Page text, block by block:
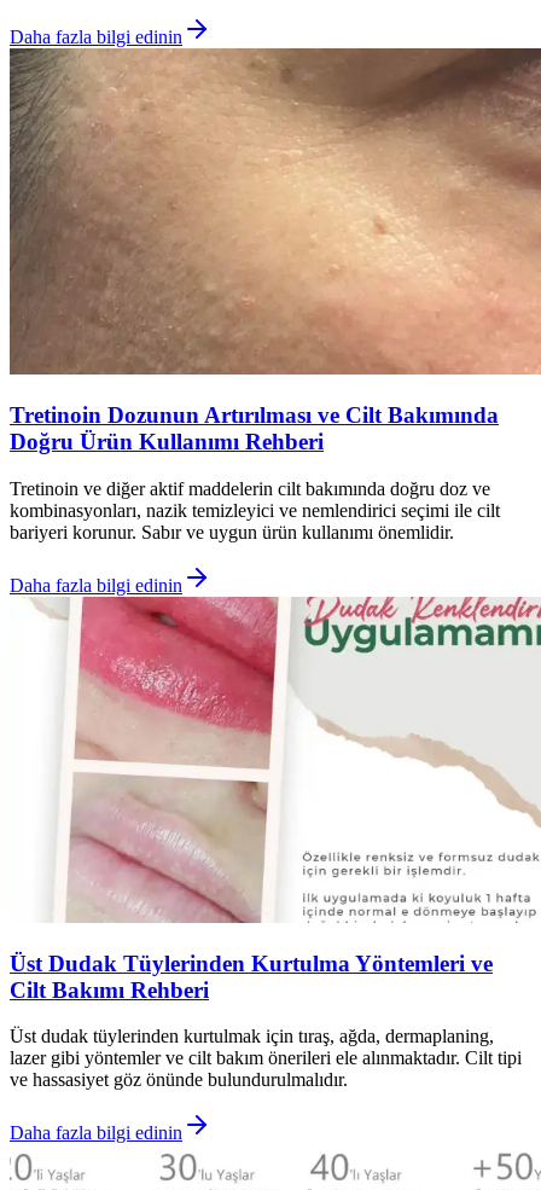
Daha fazla bilgi edinin
Tretinoin Dozunun Artırılması ve Cilt Bakımında
Doğru Ürün Kullanımı Rehberi
Tretinoin ve diğer aktif maddelerin cilt bakımında doğru doz ve
kombinasyonları, nazik temizleyici ve nemlendirici seçimi ile cilt
bariyeri korunur. Sabır ve uygun ürün kullanımı önemlidir.
Daha fazla bilgi edinin
Üst Dudak Tüylerinden Kurtulma Yöntemleri ve
Cilt Bakımı Rehberi
Üst dudak tüylerinden kurtulmak için tıraş, ağda, dermaplaning,
lazer gibi yöntemler ve cilt bakım önerileri ele alınmaktadır. Cilt tipi
ve hassasiyet göz önünde bulundurulmalıdır.
Daha fazla bilgi edinin